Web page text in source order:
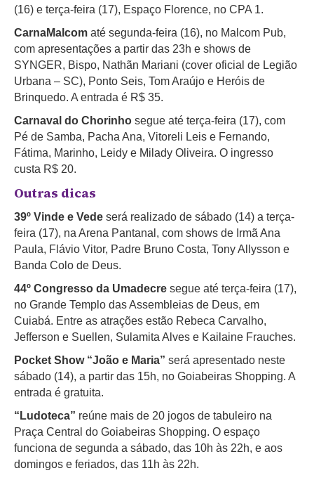
(16) e terça-feira (17), Espaço Florence, no CPA 1.
CarnaMalcom até segunda-feira (16), no Malcom Pub,
com apresentações a partir das 23h e shows de
SYNGER, Bispo, Nathãn Mariani (cover oficial de Legião
Urbana – SC), Ponto Seis, Tom Araújo e Heróis de
Brinquedo. A entrada é R$ 35.
Carnaval do Chorinho segue até terça-feira (17), com
Pé de Samba, Pacha Ana, Vitoreli Leis e Fernando,
Fátima, Marinho, Leidy e Milady Oliveira. O ingresso
custa R$ 20.
Outras dicas
39º Vinde e Vede será realizado de sábado (14) a terça-
feira (17), na Arena Pantanal, com shows de Irmã Ana
Paula, Flávio Vitor, Padre Bruno Costa, Tony Allysson e
Banda Colo de Deus.
44º Congresso da Umadecre segue até terça-feira (17),
no Grande Templo das Assembleias de Deus, em
Cuiabá. Entre as atrações estão Rebeca Carvalho,
Jefferson e Suellen, Sulamita Alves e Kailaine Frauches.
Pocket Show “João e Maria” será apresentado neste
sábado (14), a partir das 15h, no Goiabeiras Shopping. A
entrada é gratuita.
“Ludoteca” reúne mais de 20 jogos de tabuleiro na
Praça Central do Goiabeiras Shopping. O espaço
funciona de segunda a sábado, das 10h às 22h, e aos
domingos e feriados, das 11h às 22h.